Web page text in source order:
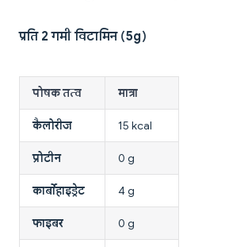
प्रति 2 गमी विटामिन (5g)
पोषक तत्व मात्रा
कैलोरीज 15 kcal
प्रोटीन 0 g
कार्बोहाइड्रेट 4 g
फाइबर 0 g